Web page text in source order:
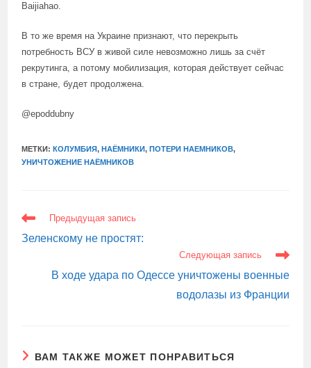
Baijiahao.
В то же время на Украине признают, что перекрыть
потребность ВСУ в живой силе невозможно лишь за счёт
рекрутинга, а потому мобилизация, которая действует сейчас
в стране, будет продолжена.
@epoddubny
МЕТКИ:КОЛУМБИЯ, НАЁМНИКИ, ПОТЕРИ НАЕМНИКОВ,
УНИЧТОЖЕНИЕ НАЁМНИКОВ
ЕЩЕ
СТАТЬИ
Предыдущая запись
Зеленскому не простят:
Следующая запись
В ходе удара по Одессе уничтожены военные
водолазы из Франции
ВАМ ТАКЖЕ МОЖЕТ ПОНРАВИТЬСЯ